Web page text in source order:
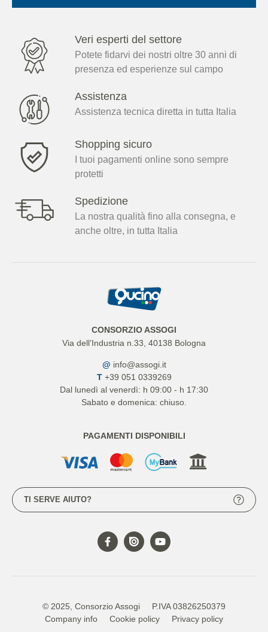
Veri esperti del settore
Potete fidarvi dei nostri oltre 30 anni di
presenza ed esperienze sul campo
Assistenza
Assistenza tecnica diretta in tutta Italia
Shopping sicuro
I tuoi pagamenti online sono sempre
protetti
Spedizione
La nostra qualità fino alla consegna, e
anche oltre, in tutta Italia
CONSORZIO ASSOGI
Via dell’Industria n.33, 40138 Bologna
@ info@assogi.it
T +39 051 0339269
Dal lunedì al venerdì: h 09:00 - h 17:30
Sabato e domenica: chiuso.
PAGAMENTI DISPONIBILI
TI SERVE AIUTO?
© 2025, Consorzio Assogi
P.IVA 03826250379
Company info
Cookie policy Privacy policy